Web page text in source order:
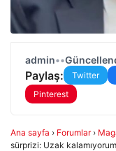
admin••
Paylaş: Twitter
Pinterest
Ana sayfa › Forumlar ›
sürprizi: Uzak